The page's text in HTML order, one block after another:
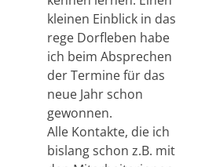
kleinen Einblick in das
rege Dorfleben habe
ich beim Absprechen
der Termine für das
neue Jahr schon
gewonnen.
Alle Kontakte, die ich
bislang schon z.B. mit